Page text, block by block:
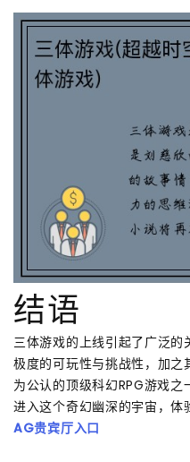
结语
三体游戏的上线引起了广泛
极度的可玩性与挑战性，加
为公认的顶级科幻RPG游戏
进入这个奇幻幽深的宇宙，体
AG贵宾厅入口